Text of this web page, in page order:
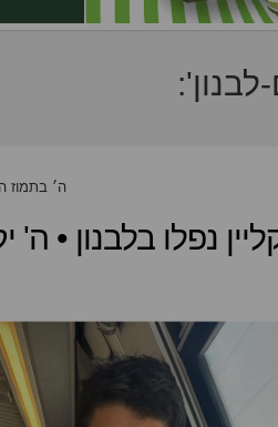
ה׳ בתמוז
נפלו בלבנון • ה'